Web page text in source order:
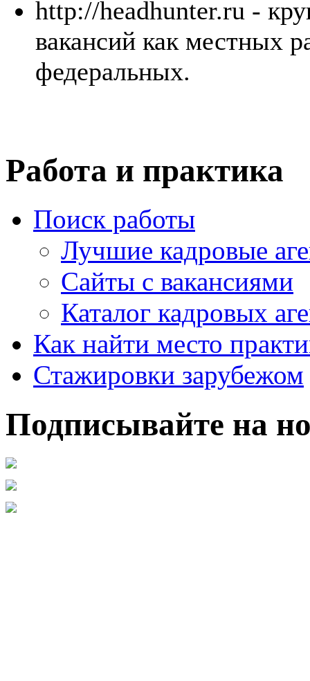
http://headhunter.ru -
вакансий как местных
федеральных.
Работа и практика
Поиск работы
Лучшие кадровые
Сайты с вакансиями
Каталог кадровых
Как найти место
Стажировки зарубежом
Подписывайте на